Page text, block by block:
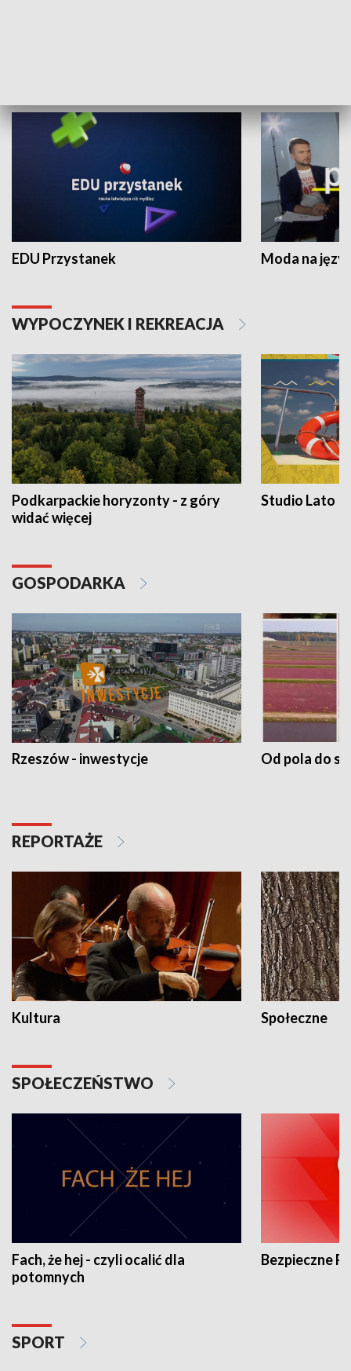
EDU Przystanek Moda na
WYPOCZYNEK I REKREACJA
Podkarpackie horyzonty - z góry
widać więcej
Studio Lato
GOSPODARKA
Rzeszów - inwestycje Od pola do
REPORTAŻE
Kultura Społeczne
SPOŁECZEŃSTWO
Fach, że hej - czyli ocalić dla
potomnych
Bezpieczne
SPORT